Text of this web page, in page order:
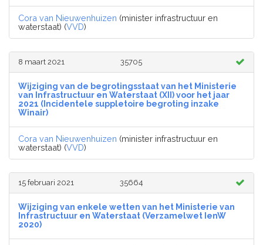
Cora van Nieuwenhuizen (minister infrastructuur en
waterstaat) (VVD)
8 maart 2021 35705
Wijziging van de begrotingsstaat van het Ministerie
van Infrastructuur en Waterstaat (XII) voor het jaar
2021 (Incidentele suppletoire begroting inzake
Winair)
Cora van Nieuwenhuizen (minister infrastructuur en
waterstaat) (VVD)
15 februari 2021 35664
Wijziging van enkele wetten van het Ministerie van
Infrastructuur en Waterstaat (Verzamelwet IenW
2020)